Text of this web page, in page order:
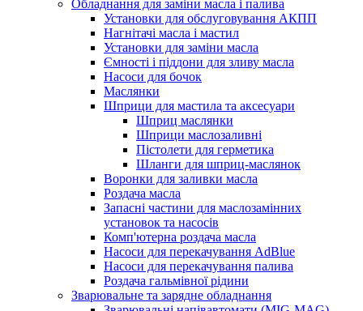
Обладнання для заміни масла і палива
Установки для обслуговування АКПП
Нагнітачі масла і мастил
Установки для заміни масла
Ємності і піддони для зливу масла
Насоси для бочок
Маслянки
Шприци для мастила та аксесуари
Шприц маслянки
Шприци маслозаливні
Пістолети для герметика
Шланги для шприц-маслянок
Воронки для заливки масла
Роздача масла
Запасні частини для маслозамінних
установок та насосів
Комп'ютерна роздача масла
Насоси для перекачування AdBlue
Насоси для перекачування палива
Роздача гальмівної рідини
Зварювальне та зарядне обладнання